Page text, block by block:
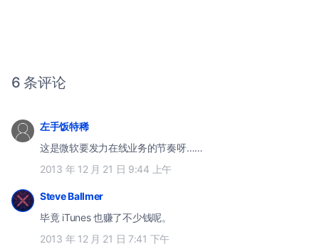
6 条评论
左手饭特稀
这是微软要发力在线业务的节奏呀……
2013 年 12 月 21 日 9:44 上午
Steve Ballmer
毕竟 iTunes 也赚了不少钱呢。
2013 年 12 月 21 日 7:41 下午